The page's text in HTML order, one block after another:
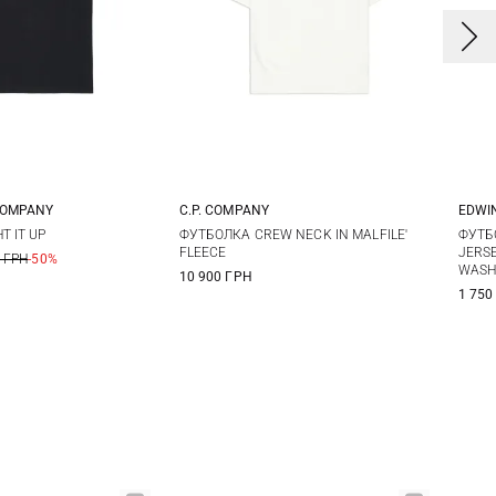
IT UP
ГРН-50%
L XL XXL
C.P. COMPANY
ФУТБОЛКА CREW NECK IN MALFILE'
FLEECE
10 900 ГРН
S
WASH
1